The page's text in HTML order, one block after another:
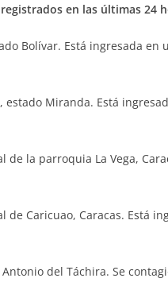
en las últimas 24
Bolívar. Está ingresada
estado Miranda. Está
de la parroquia La Vega,
de Caricuao, Caracas. Está
del Táchira. Se